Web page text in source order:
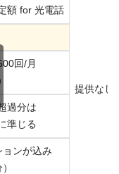
アウト
ールアドレスに通知
かってきた電話も受け
た電話を外出先の電話
シャットアウト
額 for 光電話
提供なし
回/月
過分は
準じる
ンが込み